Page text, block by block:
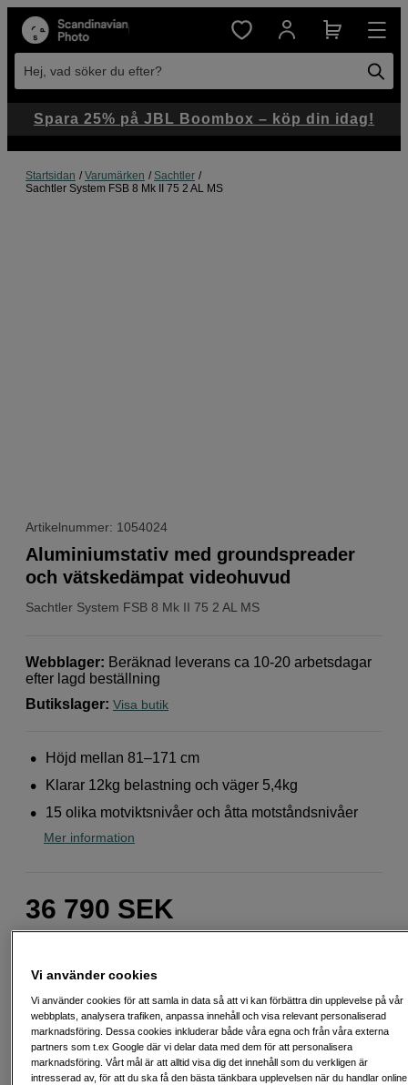
Hej, vad söker du efter?
Startsidan Varumärken
Sachtler
Sachtler System FSB 8 Mk II 75 2 AL MS
Artikelnummer: 1054024
Sachtler System FSB 8 Mk II 75 2 AL MS
Aluminiumstativ med groundspreader
och vätskedämpat videohuvud
Webblager: Beräknad leverans ca 10-20 arbetsdagar
efter lagd beställning
Butikslager: Visa butik
Höjd mellan 81–171 cm
Klarar 12kg belastning och väger 5,4kg
15 olika motviktsnivåer och åtta motståndsnivåer
Mer information
36 790 SEK
Delbetala från 977 SEK/mån via
Exempel: 48 mån, 977 SEK/mån, totalt 47 475 SEK, effektiv ränta 10,45 %
Startavgift 579 SEK, aviavgift 45 SEK/mån tillkommer
Spara 25% på JBL Boombox – köp din idag!
Vi använder cookies
Vi använder cookies för att samla in data så att vi kan förbättra din upplevelse på vår
webbplats, analysera trafiken, anpassa innehåll och visa relevant personaliserad
marknadsföring. Dessa cookies inkluderar både våra egna och från våra externa
partners som t.ex Google där vi delar data med dem för att personalisera
marknadsföring. Vårt mål är att alltid visa dig det innehåll som du verkligen är
intresserad av, för att du ska få den bästa tänkbara upplevelsen när du handlar